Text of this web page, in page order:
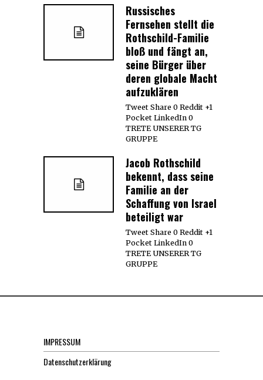
Russisches
Fernsehen stellt die
Rothschild-Familie
bloß und fängt an,
seine Bürger über
deren globale Macht
aufzuklären
Tweet Share 0 Reddit +1
Pocket LinkedIn 0
TRETE UNSERER TG
GRUPPE
Jacob Rothschild
bekennt, dass seine
Familie an der
Schaffung von Israel
beteiligt war
Tweet Share 0 Reddit +1
Pocket LinkedIn 0
TRETE UNSERER TG
GRUPPE
IMPRESSUM
Datenschutzerklärung